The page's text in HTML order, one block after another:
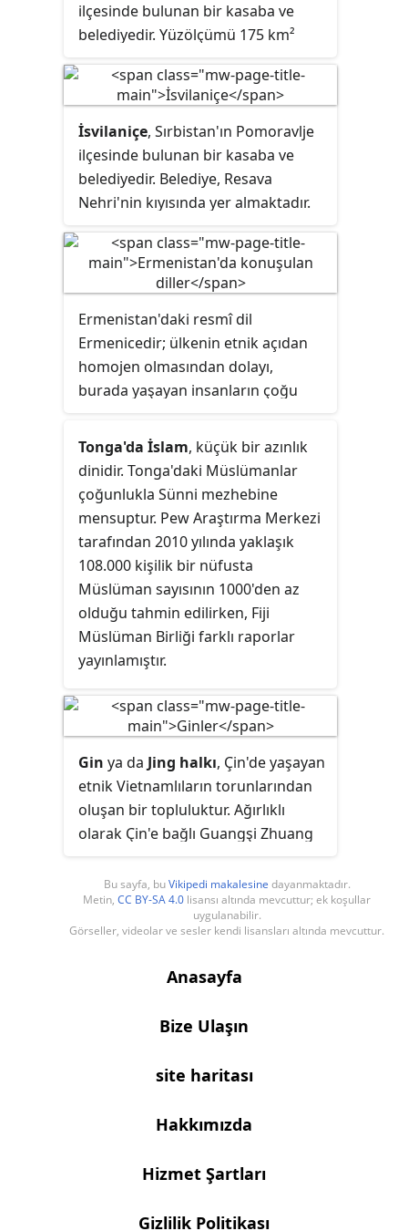
ilçesinde bulunan bir kasaba ve
belediyedir. Yüzölçümü 175 km²
itibarı ile 11.926'dır.
İsvilaniçe, Sırbistan'ın Pomoravlje
ilçesinde bulunan bir kasaba ve
belediyedir. Belediye, Resava
Nehri'nin kıyısında yer almaktadır.
belediyenin nüfusu 2011 yılı itibarı
ile 23,391'dir.
Ermenistan'daki resmî dil
Ermenicedir; ülkenin etnik açıdan
homojen olmasından dolayı,
burada yaşayan insanların çoğu
Tonga'da İslam, küçük bir azınlık
dinidir. Tonga'daki Müslümanlar
çoğunlukla Sünni mezhebine
mensuptur. Pew Araştırma Merkezi
tarafından 2010 yılında yaklaşık
108.000 kişilik bir nüfusta
Müslüman sayısının 1000'den az
olduğu tahmin edilirken, Fiji
Müslüman Birliği farklı raporlar
yayınlamıştır.
Gin ya da Jing halkı, Çin'de yaşayan
etnik Vietnamlıların torunlarından
oluşan bir topluluktur. Ağırlıklı
olarak Çin'e bağlı Guangşi Zhuang
Fangchenggang kıyılarından yakın
mesafede bulunan, "Üç Gin Adası"
(京族三岛) olarak bilinen adalarda
Nguyễn Hanedanı yönetimi altında
tarafından Çing Hanedanı'na
Bu sayfa, buVikipedi makalesine dayanmaktadır.
Metin, CC BY-SA 4.0 lisansı altında mevcuttur; ek koşullar
uygulanabilir.
Görseller, videolar ve sesler kendi lisansları altında mevcuttur.
Anasayfa
Bize Ulaşın
site haritası
Hakkımızda
Hizmet Şartları
Gizlilik Politikası